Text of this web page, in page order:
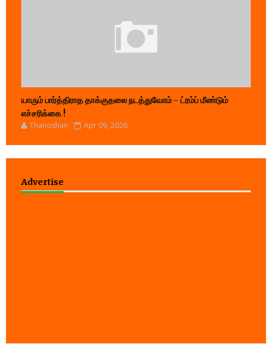
யாரும் பார்த்திராத தாக்குதலை நடத்துவோம் - ட்ரம்ப் மீண்டும்
எச்சரிக்கை !
Thanoshan Apr 09, 2026
Advertise